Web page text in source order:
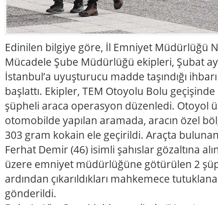
Edinilen bilgiye göre, İl Emniyet Müdürlüğü
Mücadele Şube Müdürlüğü ekipleri, Şubat
İstanbul’a uyuşturucu madde taşındığı
başlattı. Ekipler, TEM Otoyolu Bolu
şüpheli araca operasyon düzenledi. Otoyol
otomobilde yapılan aramada, aracın özel
303 gram kokain ele geçirildi. Araçta
Ferhat Demir (46) isimli şahıslar gözaltına
üzere emniyet müdürlüğüne götürülen 2
ardından çıkarıldıkları mahkemece
gönderildi.